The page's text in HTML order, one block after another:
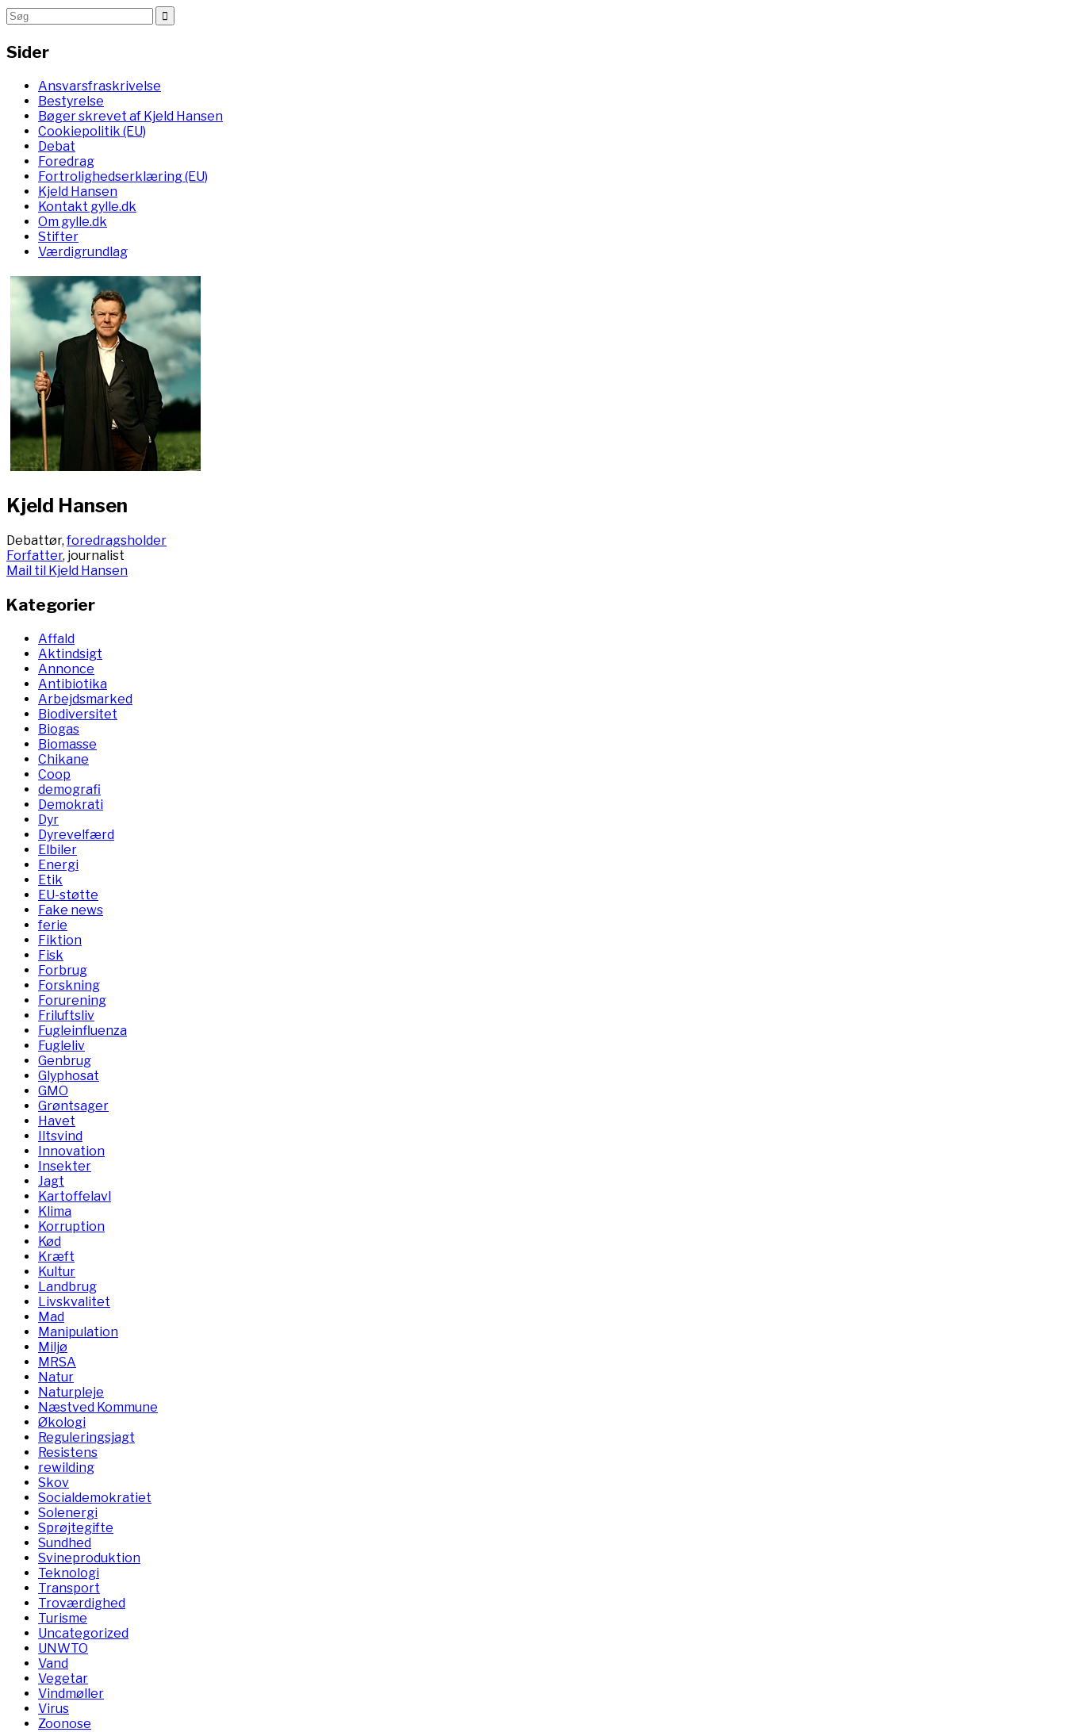
Sider
Ansvarsfraskrivelse
Bestyrelse
Bøger skrevet af Kjeld Hansen
Cookiepolitik (EU)
Debat
Foredrag
Fortrolighedserklæring (EU)
Kjeld Hansen
Kontakt gylle.dk
Om gylle.dk
Stifter
Værdigrundlag
Kjeld Hansen
Debattør,foredragsholder
Forfatter, journalist
Mail til Kjeld Hansen
Kategorier
Affald
Aktindsigt
Annonce
Antibiotika
Arbejdsmarked
Biodiversitet
Biogas
Biomasse
Chikane
Coop
demografi
Demokrati
Dyr
Dyrevelfærd
Elbiler
Energi
Etik
EU-støtte
Fake news
ferie
Fiktion
Fisk
Forbrug
Forskning
Forurening
Friluftsliv
Fugleinfluenza
Fugleliv
Genbrug
Glyphosat
GMO
Grøntsager
Havet
Iltsvind
Innovation
Insekter
Jagt
Kartoffelavl
Klima
Korruption
Kød
Kræft
Kultur
Landbrug
Livskvalitet
Mad
Manipulation
Miljø
MRSA
Natur
Naturpleje
Næstved Kommune
Økologi
Reguleringsjagt
Resistens
rewilding
Skov
Socialdemokratiet
Solenergi
Sprøjtegifte
Sundhed
Svineproduktion
Teknologi
Transport
Troværdighed
Turisme
Uncategorized
UNWTO
Vand
Vegetar
Vindmøller
Virus
Zoonose